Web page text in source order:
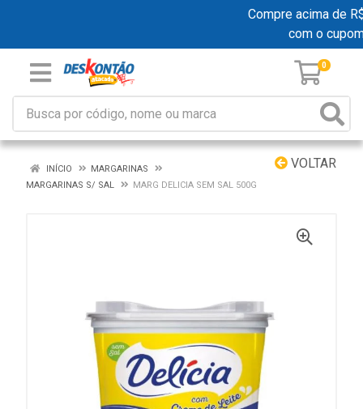
Compre acima de
com o
0
VOLTAR
INÍCIO
MARGARINAS
MARGARINAS S/ SAL
MARG DELICIA SEM SAL 500G